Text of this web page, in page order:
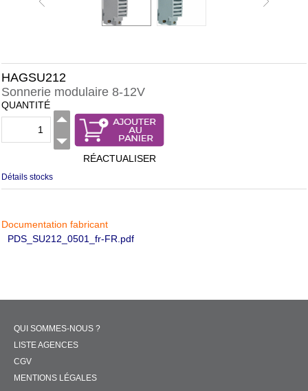
HAGSU212
Sonnerie modulaire 8-12V
QUANTITÉ
RÉACTUALISER
Détails stocks
Documentation fabricant
PDS_SU212_0501_fr-FR.pdf
QUI SOMMES-NOUS ?
LISTE AGENCES
CGV
MENTIONS LÉGALES